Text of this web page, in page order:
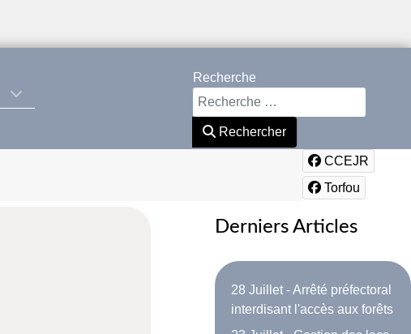
Recherche
Rechercher
CCEJR
Torfou
Derniers Articles
28 Juillet - Arrêté préfectoral
interdisant l'accès aux forêts